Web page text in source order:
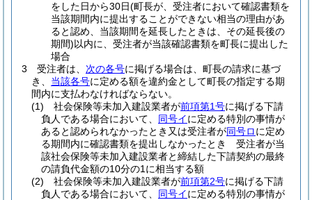
をした日から30日(町長が、受注者において確認書類を
当該期間内に提出することができない相当の理由があ
ると認め、当該期間を延長したときは、その延長後の
期間)以内に、受注者が当該確認書類を町長に提出した
場合
3
受注者は、 次の各号に掲げる場合は、町長の請求に基づ
き、 当該各号に定める額を違約金として町長の指定する期
間内に支払わなければならない。
(1)
社会保険等未加入建設業者が前項第1号に掲げる下請
負人である場合において、 同号イに定める特別の事情が
あると認められなかったとき又は受注者が同号ロに定め
る期間内に確認書類を提出しなかったとき 受注者が当
該社会保険等未加入建設業者と締結した下請契約の最終
の請負代金額の10分の1に相当する額
(2)
社会保険等未加入建設業者が前項第2号に掲げる下請
負人である場合において、 同号イに定める特別の事情が